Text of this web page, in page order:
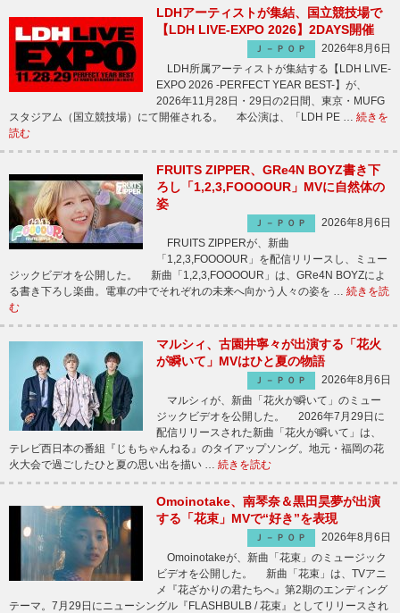
LDHアーティストが集結、国立競技場で
【LDH LIVE-EXPO 2026】2DAYS開催
Ｊ－ＰＯＰ
2026年8月6日
LDH所属アーティストが集結する【LDH LIVE-
EXPO 2026 -PERFECT YEAR BEST-】が、
2026年11月28日・29日の2日間、東京・MUFG
スタジアム（国立競技場）にて開催される。 本公演は、「LDH PE … 続きを
読む
FRUITS ZIPPER、GRe4N BOYZ書き下
ろし「1,2,3,FOOOOUR」MVに自然体の
姿
Ｊ－ＰＯＰ
2026年8月6日
FRUITS ZIPPERが、新曲
「1,2,3,FOOOOUR」を配信リリースし、ミュー
ジックビデオを公開した。 新曲「1,2,3,FOOOOUR」は、GRe4N BOYZによ
る書き下ろし楽曲。電車の中でそれぞれの未来へ向かう人々の姿を … 続きを読
む
マルシィ、古園井寧々が出演する「花火
が瞬いて」MVはひと夏の物語
Ｊ－ＰＯＰ
2026年8月6日
マルシィが、新曲「花火が瞬いて」のミュー
ジックビデオを公開した。 2026年7月29日に
配信リリースされた新曲「花火が瞬いて」は、
テレビ西日本の番組『じもちゃんねる』のタイアップソング。地元・福岡の花
火大会で過ごしたひと夏の思い出を描い … 続きを読む
Omoinotake、南琴奈＆黒田昊夢が出演
する「花束」MVで“好き”を表現
Ｊ－ＰＯＰ
2026年8月6日
Omoinotakeが、新曲「花束」のミュージック
ビデオを公開した。 新曲「花束」は、TVアニ
メ『花ざかりの君たちへ』第2期のエンディング
テーマ。7月29日にニューシングル『FLASHBULB / 花束』としてリリースされ